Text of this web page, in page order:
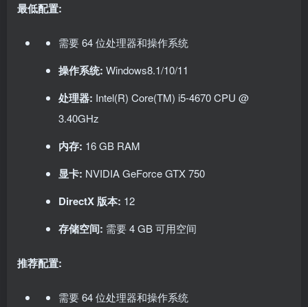
最低配置:
需要 64 位处理器和操作系统
操作系统: Windows8.1/10/11
处理器: Intel(R) Core(TM) i5-4670 CPU @
3.40GHz
内存: 16 GB RAM
显卡: NVIDIA GeForce GTX 750
DirectX 版本: 12
存储空间: 需要 4 GB 可用空间
推荐配置:
需要 64 位处理器和操作系统